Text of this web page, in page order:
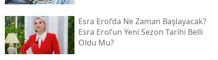
Esra Erol’da Ne Zaman Başlayacak?
Esra Erol’un Yeni Sezon Tarihi Belli
Oldu Mu?